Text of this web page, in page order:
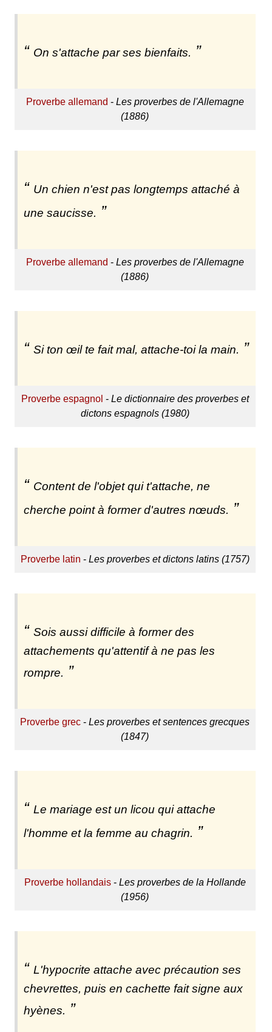
On s'attache par ses bienfaits.
Proverbe allemand - Les proverbes de l'Allemagne
(1886)
Un chien n'est pas longtemps attaché à
une saucisse.
Proverbe allemand - Les proverbes de l'Allemagne
(1886)
Si ton œil te fait mal, attache-toi la main.
Proverbe espagnol - Le dictionnaire des proverbes et
dictons espagnols (1980)
Content de l'objet qui t'attache, ne
cherche point à former d'autres nœuds.
Proverbe latin - Les proverbes et dictons latins (1757)
Sois aussi difficile à former des
attachements qu'attentif à ne pas les
rompre.
Proverbe grec -Les proverbes et sentences grecques
(1847)
Le mariage est un licou qui attache
l'homme et la femme au chagrin.
Proverbe hollandais- Les proverbes de la Hollande
(1956)
L'hypocrite attache avec précaution ses
chevrettes, puis en cachette fait signe aux
hyènes.